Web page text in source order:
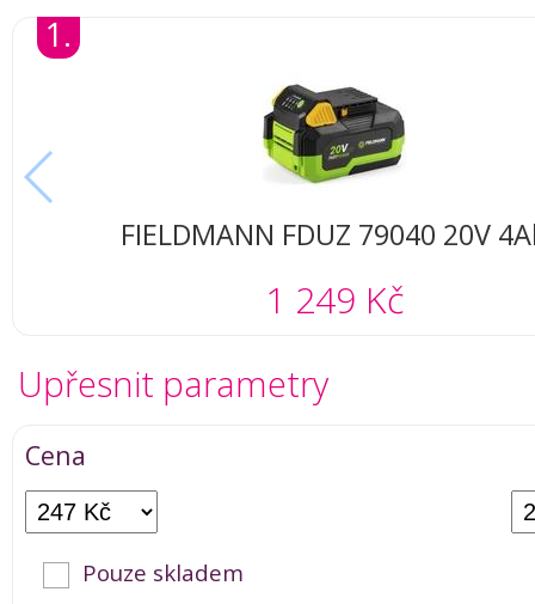
1.
FIELDMANN FDUZ 79040 20V
1 249 Kč
Upřesnit parametry
Cena
Pouze skladem